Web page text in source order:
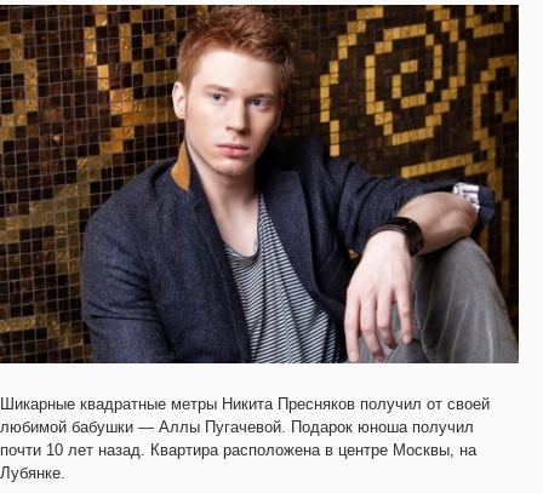
Шикарные квадратные метры Никита Пресняков получил от своей
любимой бабушки — Аллы Пугачевой. Подарок юноша получил
почти 10 лет назад. Квартира расположена в центре Москвы, на
Лубянке.